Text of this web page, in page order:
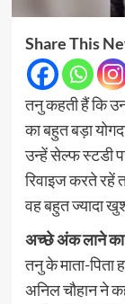
Share This
तनु कहती हैं कि
का बहुत बड़ा
उन्हें सेल्फ स्टडी
रिवाइज करते रहें
वह बहुत ज्यादा
अच्छे अंक लाने का
तनु के माता-पिता
अनिल चौहान ने